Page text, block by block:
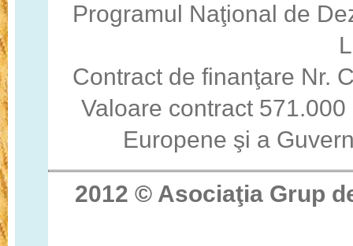
Programul Naţional de
Contract de finanţare Nr.
Valoare contract
Europene şi a
2012 © Asociaţia Grup